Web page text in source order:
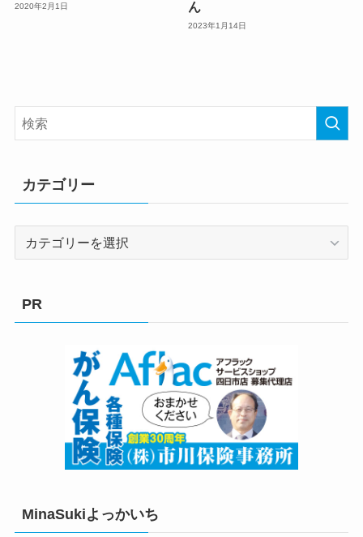
2020年2月1日
ん
2023年1月14日
カテゴリー
PR
MinaSukiよっかいち